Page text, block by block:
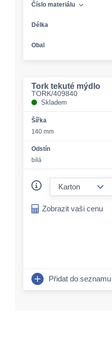
Číslo materiálu
Délka
Obal
Tork tekuté mýdlo
TORK/409840
Skladem
Šířka
140 mm
Odstín
bílá
Zobrazit vaši cenu
Přidat do seznamu